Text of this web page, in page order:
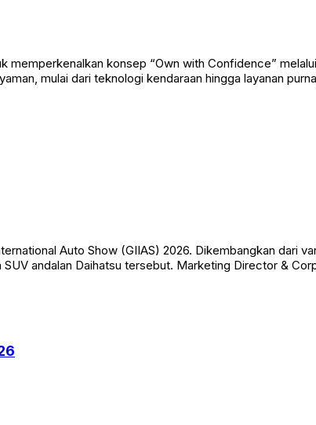
memperkenalkan konsep “Own with Confidence”
mulai dari teknologi kendaraan hingga layanan
Auto Show (GIIAS) 2026. Dikembangkan dari
andalan Daihatsu tersebut. Marketing Director &